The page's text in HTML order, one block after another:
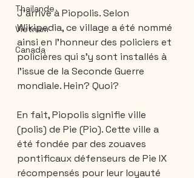
Thailande
Vietnam
Canada
J'arrive à Piopolis. Selon
Wikipedia, ce village a été nommé
ainsi en l'honneur des policiers et
policières qui s'y sont installés à
l'issue de la Seconde Guerre
mondiale. Hein? Quoi?
En fait, Piopolis signifie ville
(polis) de Pie (Pio). Cette ville a
été fondée par des zouaves
pontificaux défenseurs de Pie IX
récompensés pour leur loyauté